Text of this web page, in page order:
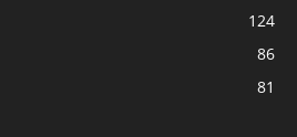
124
86
81